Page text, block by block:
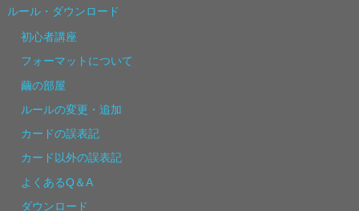
ルール・ダウンロード
初心者講座
フォーマットについて
繭の部屋
ルールの変更・追加
カードの誤表記
カード以外の誤表記
よくあるQ＆A
ダウンロード